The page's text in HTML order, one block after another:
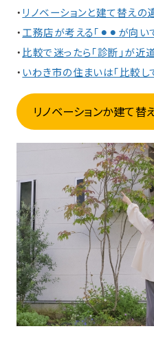
・ リノベーションと建て替えの
・工務店が考える「⚫︎⚫︎が向い
・ 比較で迷ったら「診断」が近道
・ いわき市の住まいは「比較し
リノベーションか建て替